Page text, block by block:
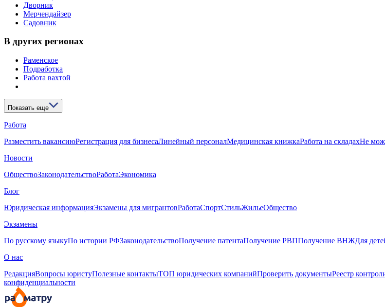
Дворник
Мерчендайзер
Садовник
В других регионах
Раменское
Подработка
Работа вахтой
Показать еще
Работа
Разместить вакансиюРегистрация для бизнесаЛинейный персоналМедицинская книжкаРабота на складахНе
Новости
ОбществоЗаконодательствоРаботаЭкономика
Блог
Юридическая информацияЭкзамены для мигрантовРаботаСпортСтильЖильеОбщество
Экзамены
По русскому языкуПо истории РФЗаконодательствоПолучение патентаПолучение РВППолучение ВНЖДля
О нас
РедакцияВопросы юристуПолезные контактыТОП юридических компанийПроверить документыРеестр
конфиденциальности